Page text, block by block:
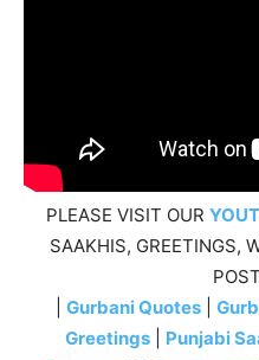
PLEASE VISIT OUR
SAAKHIS, GREETINGS,
Gurbani Quotes
Greetings
Punjabi